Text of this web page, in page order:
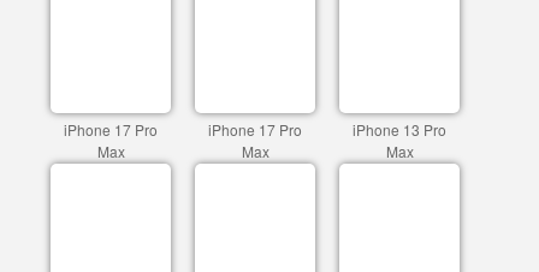
iPhone 17 Pro
Max
iPhone 17 Pro
Max
iPhone 13 Pro
Max